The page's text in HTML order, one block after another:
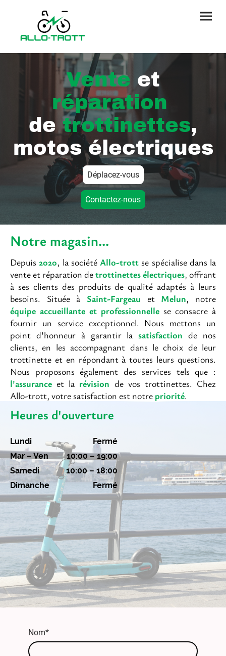
Vente et
réparation
detrottinettes,
motos électriques
Déplacez-vous
Contactez-nous
Notre magasin...
Depuis2020, la société Allo-trott se spécialise dans la
vente et réparation detrottinettes électriques, offrant
à ses clients des produits de qualité adaptés à leurs
besoins. Située à Saint-Fargeau et Melun, notre
équipe accueillante et professionnelle se consacre à
fournir un service exceptionnel. Nous mettons un
point d’honneur à garantir lasatisfaction de nos
clients, en les accompagnant dans le choix de leur
trottinette et en répondant à toutes leurs questions.
Nous proposons également des services tels que :
l'assurance et la révision de vos trottinettes. Chez
Allo-trott, votre satisfaction est notre priorité.
Heures d'ouverture
Lundi
Fermé
Mar – Ven
10:00 – 19:00
Samedi
10:00 – 18:00
Dimanche
Fermé
Nom*